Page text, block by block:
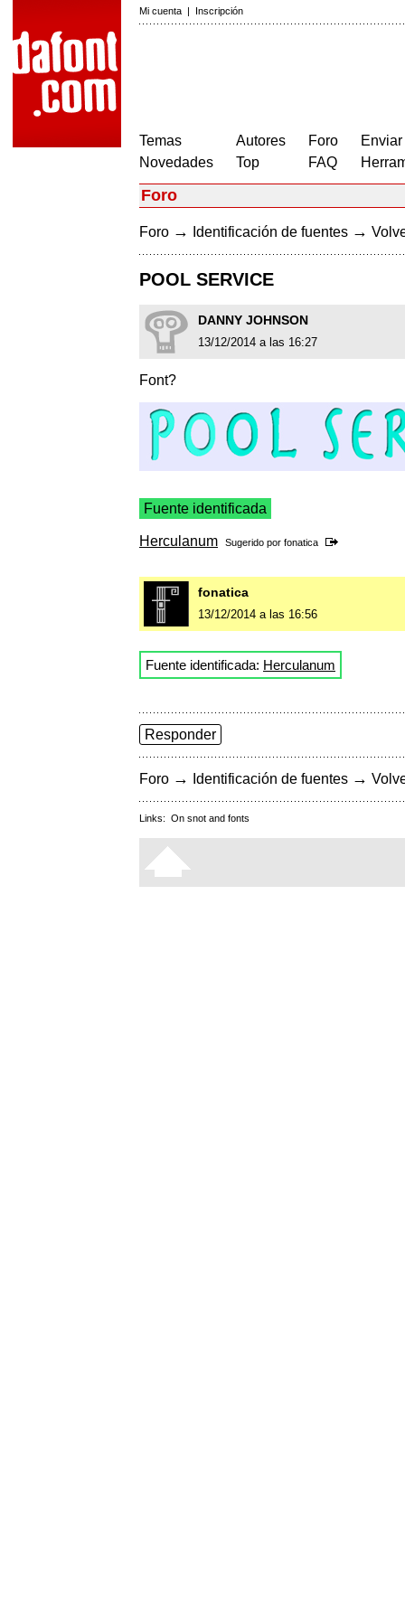
Mi cuenta | Inscripción
Temas
Novedades
Autores
Top
Foro
FAQ
Foro
Foro → Identificación de fuentes →
POOL SERVICE
DANNY JOHNSON
13/12/2014 a las 16:27
Font?
Fuente identificada
Herculanum Sugerido por fonatica
fonatica
13/12/2014 a las 16:56
Fuente identificada: Herculanum
Responder
Foro → Identificación de fuentes →
Links: On snot and fonts